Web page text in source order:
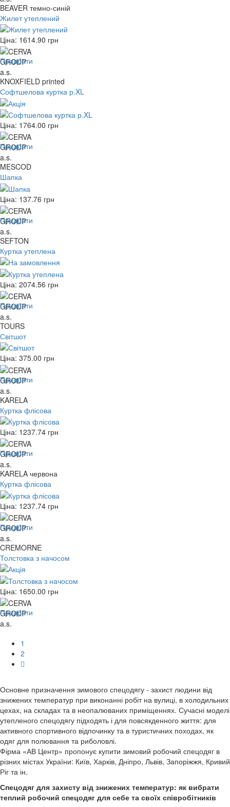
BEAVER темно-синій
Жилет утеплений
Ціна: 1614.90 грн
Придбати
KNOXFIELD printed
Софтшелова куртка р.XL
Ціна: 1764.00 грн
Придбати
MESCOD
Шапка
Ціна: 137.76 грн
Придбати
SEFTON
Куртка утеплена
Ціна: 2074.56 грн
Придбати
TOURS
Світшот
Ціна: 375.00 грн
Придбати
KARELA
Куртка флісова
Ціна: 1237.74 грн
Придбати
KARELA червона
Куртка флісова
Ціна: 1237.74 грн
Придбати
CREMORNE
Толстовка з начосом
Ціна: 1650.00 грн
Придбати
1
2
Основне призначення зимового спецодягу - захист людини від
знижених температур при виконанні робіт на вулиці, в холодильних
цехах, на складах та в неопалюваних приміщеннях. Сучасні моделі
утепленого спецодягу підходять і для повсякденного життя: для
активного спортивного відпочинку та в туристичних походах, як
одяг для полювання та риболовлі.
Фірма «АВ Центр» пропонує купити зимовий робочий спецодяг в
різних містах України: Київ, Харків, Дніпро, Львів, Запоріжжя, Кривий
Ріг та ін.
Спецодяг для захисту від знижених температур: як вибрати
теплий робочий спецодяг для себе та своїх співробітників